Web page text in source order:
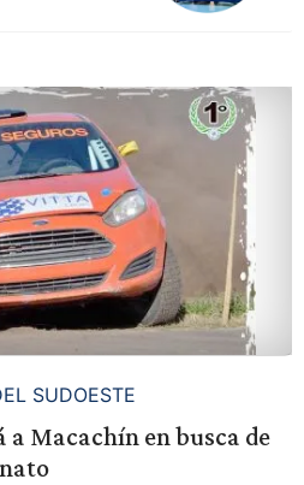
SUDOESTE
Macachín en busca de